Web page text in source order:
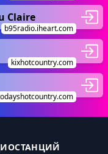
Claire
b95radio.iheart.com
kixhotcountry.com